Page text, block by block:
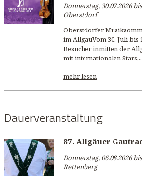
Donnerstag, 30.07.2026
Oberstdorf
Oberstdorfer
im AllgäuVom 30. Juli bis
Besucher inmitten der
mit internationalen Stars,..
mehr lesen
Dauerveranstaltung
87. Allgäuer
Donnerstag, 06.08.2026
Rettenberg